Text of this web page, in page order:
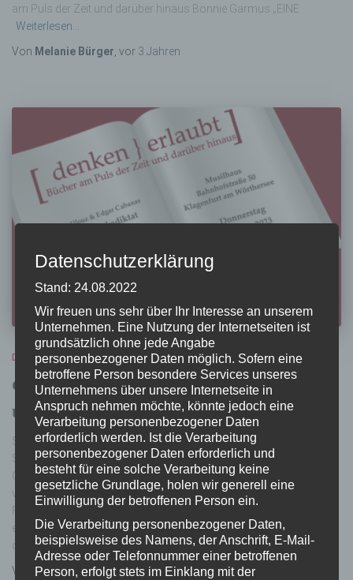
am Puls der Zeit und darüber hinaus Bonnie Garmus „EINE
Weiterlesen…
Von Melanie Bürger , vor 3 Jahren
DENKEN ERLAUBT
denken } erlaubt | Das Glücksdiktat
und wie es unser Leben beherrscht
Sehr geehrte Damen und Herren, Stadträtin Mag.a Corinna
Smrecnik und das Büro für Frauen, Chancengleichheit und
Generationen der Landeshauptstadt Klagenfurt laden im Namen
von Bürgermeister Christian Scheider und in Kooperation mit der
Frauenplattform Klagenfurt herzlich ein! Anmeldung ist unbedingt
erforderlich: 0463 537 4656
oder frauen.chancengleichheit.generationen@klagenfurt.at
Von Melanie Bürger, vor3 Jahren
Datenschutzerklärung
Stand: 24.08.2022
Wir freuen uns sehr über Ihr Interesse an unserem
Unternehmen. Eine Nutzung der Internetseiten ist
grundsätzlich ohne jede Angabe
personenbezogener Daten möglich. Sofern eine
betroffene Person besondere Services unseres
Unternehmens über unsere Internetseite in
Anspruch nehmen möchte, könnte jedoch eine
Verarbeitung personenbezogener Daten
erforderlich werden. Ist die Verarbeitung
personenbezogener Daten erforderlich und
besteht für eine solche Verarbeitung keine
gesetzliche Grundlage, holen wir generell eine
Einwilligung der betroffenen Person ein.
Die Verarbeitung personenbezogener Daten,
beispielsweise des Namens, der Anschrift, E-Mail-
Adresse oder Telefonnummer einer betroffenen
Person, erfolgt stets im Einklang mit der